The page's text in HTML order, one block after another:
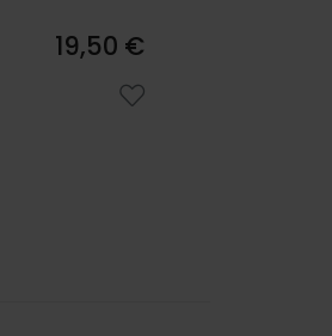
19,50 €